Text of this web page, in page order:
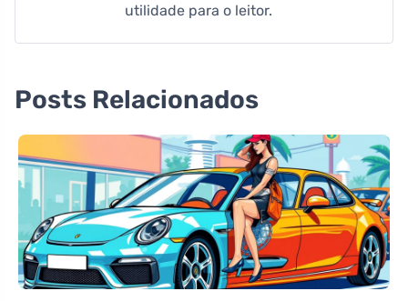
utilidade para o leitor.
Posts Relacionados